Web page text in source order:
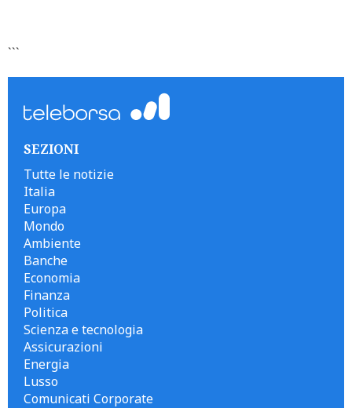
```
SEZIONI
Tutte le notizie
Italia
Europa
Mondo
Ambiente
Banche
Economia
Finanza
Politica
Scienza e tecnologia
Assicurazioni
Energia
Lusso
Comunicati Corporate